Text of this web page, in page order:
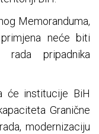
Memoranduma,
neće biti
rada pripadnika
će institucije BiH
Granične
modernizaciju